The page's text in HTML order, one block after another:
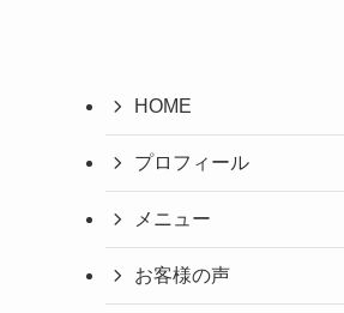
HOME
プロフィール
メニュー
お客様の声